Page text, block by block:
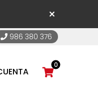
986 380 376
0